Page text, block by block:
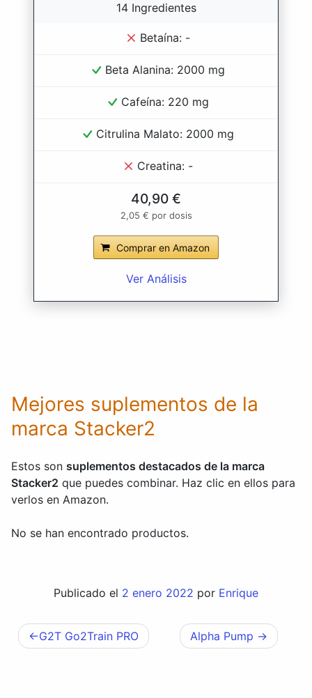
14 Ingredientes
Betaína: -
Beta Alanina: 2000 mg
Cafeína: 220 mg
Citrulina Malato: 2000 mg
Creatina: -
40,90 €
2,05 € por dosis
Comprar en Amazon
Ver Análisis
Mejores suplementos de la
marca Stacker2
Estos son suplementos destacados de la marca
Stacker2 que puedes combinar. Haz clic en ellos para
verlos en Amazon.
No se han encontrado productos.
Publicado el 2 enero 2022 por Enrique
G2T Go2Train PRO Alpha Pump